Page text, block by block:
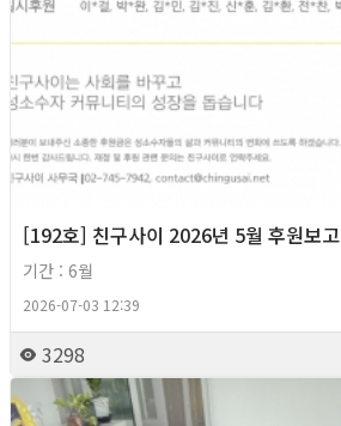
[192호] 친구사이 2026년 5월 후원보고
기간 : 6월
2026-07-03 12:39
3298